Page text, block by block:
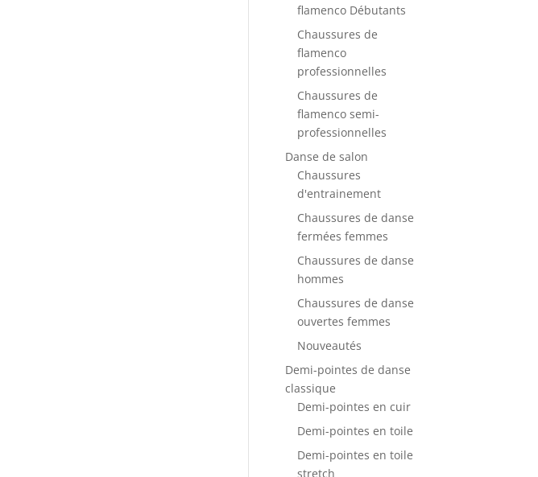
flamenco Débutants
Chaussures de
flamenco
professionnelles
Chaussures de
flamenco semi-
professionnelles
Danse de salon
Chaussures
d'entrainement
Chaussures de danse
fermées femmes
Chaussures de danse
hommes
Chaussures de danse
ouvertes femmes
Nouveautés
Demi-pointes de danse
classique
Demi-pointes en cuir
Demi-pointes en toile
Demi-pointes en toile
stretch